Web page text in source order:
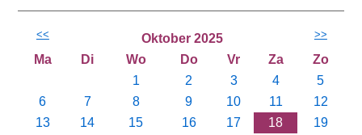
<< Oktober 2025 >>
Ma Di Wo Do Vr Za
Zo
1
2 3 4
5
6
7 8 9 10 11
12
13
14 15 16 17 18
19